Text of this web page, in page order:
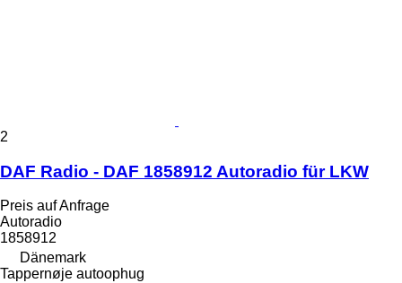
2
DAF Radio - DAF 1858912 Autoradio für LKW
Preis auf Anfrage
Autoradio
1858912
Dänemark
Tappernøje autoophug